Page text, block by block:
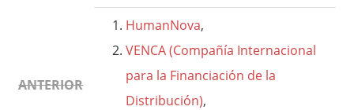
ANTERIOR
HumanNova,
VENCA (Compañía Internacional
para la Financiación de la
Distribución),